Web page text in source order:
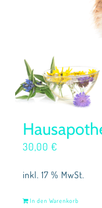
30,00 €
inkl. 17 % MwSt.
In den Warenkorb